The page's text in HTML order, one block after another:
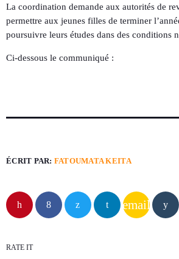
La coordination demande aux autorités de
permettre aux jeunes filles de terminer
poursuivre leurs études dans des conditions
Ci-dessous le communiqué :
ÉCRIT PAR: FATOUMATA KEITA
email
RATE IT